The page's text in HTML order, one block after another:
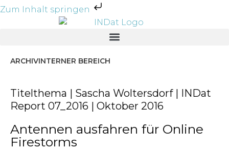
Zum Inhalt springen
ARCHIVINTERNER BEREICH
Titelthema | Sascha Woltersdorf | INDat
Report 07_2016 | Oktober 2016
Antennen ausfahren für Online
Firestorms